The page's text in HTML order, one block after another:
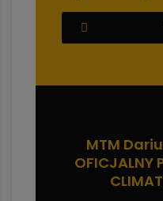
MTM
OFICJALNY